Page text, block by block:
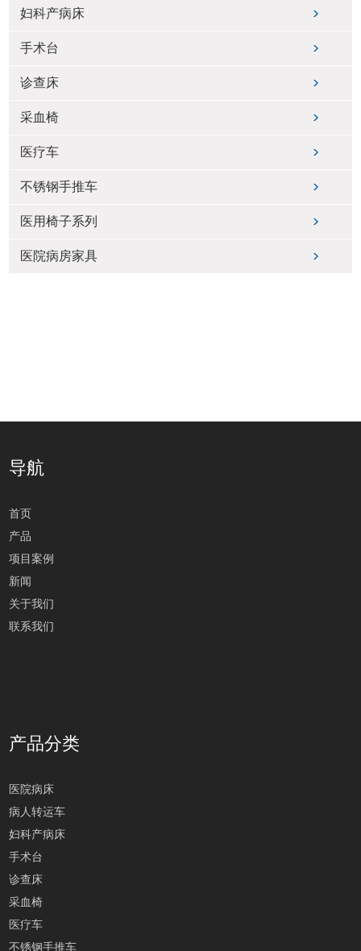
妇科产病床
手术台
诊查床
采血椅
医疗车
不锈钢手推车
医用椅子系列
医院病房家具
导航
首页
产品
项目案例
新闻
关于我们
联系我们
产品分类
医院病床
病人转运车
妇科产病床
手术台
诊查床
采血椅
医疗车
不锈钢手推车